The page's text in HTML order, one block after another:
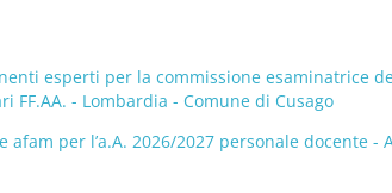
esperti per la commissione esaminatrice
FF.AA. - Lombardia - Comune di Cusago
per l’a.A. 2026/2027 personale docente